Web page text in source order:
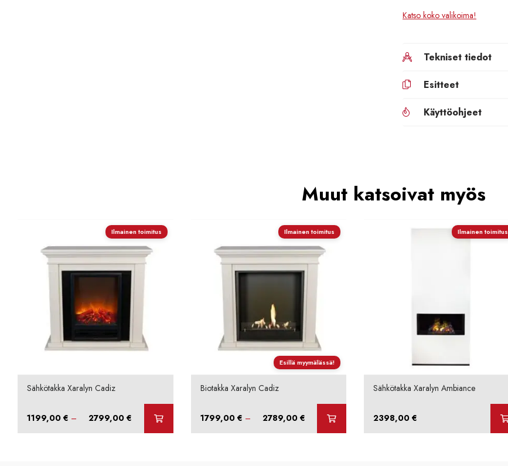
Katso koko valikoima!
Tekniset tiedot
Esitteet
Käyttöohjeet
Muut katsoivat myös
Ilmainen toimitus
Sähkötakka Xaralyn Cadiz
1199,00 € – 2799,00 € Hintaluokka:
Ilmainen toimitus
Esillä myymälässä!
Biotakka Xaralyn Cadiz
1799,00 € – 2789,00 €Hintaluokka:
Ilmainen toimitus
Sähkötakka Xaralyn Ambiance
2398,00€